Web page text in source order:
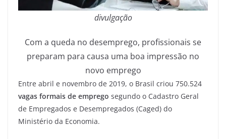
divulgação
Com a queda no desemprego, profissionais se
preparam para causa uma boa impressão no
novo emprego
Entre abril e novembro de 2019, o Brasil criou 750.524
vagas formais de emprego segundo o Cadastro Geral
de Empregados e Desempregados (Caged) do
Ministério da Economia.